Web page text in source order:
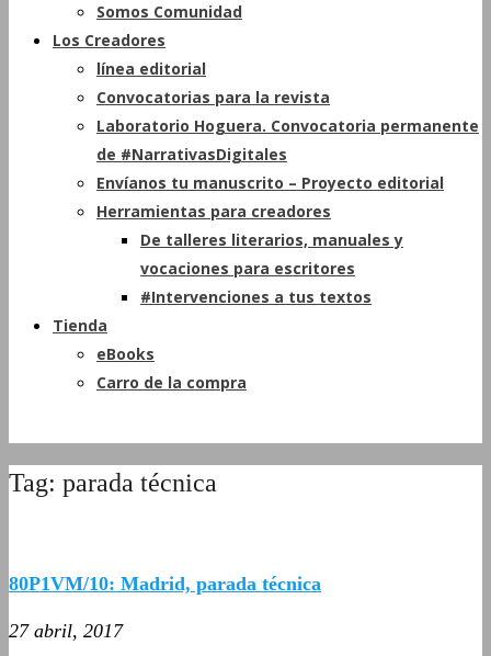
Somos Comunidad
Los Creadores
línea editorial
Convocatorias para la revista
Laboratorio Hoguera. Convocatoria permanente
de #NarrativasDigitales
Envíanos tu manuscrito – Proyecto editorial
Herramientas para creadores
De talleres literarios, manuales y
vocaciones para escritores
#Intervenciones a tus textos
Tienda
eBooks
Carro de la compra
Tag: parada técnica
80P1VM/10: Madrid, parada técnica
27 abril, 2017